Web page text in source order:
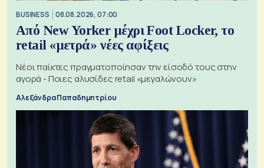
BUSINESS 08.08.2026, 07:00
Από New Yorker μέχρι Foot Locker, το
retail «μετρά» νέες αφίξεις
Νέοι παίκτες πραγματοποίησαν την είσοδό τους στην
αγορά - Ποιες αλυσίδες retail «μεγαλώνουν»
Αλεξάνδρα Παπαδημητρίου